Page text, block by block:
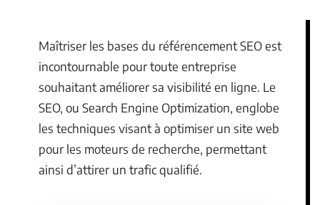
Maîtriser les bases du référencement SEO est
incontournable pour toute entreprise
souhaitant améliorer sa visibilité en ligne. Le
SEO, ou Search Engine Optimization, englobe
les techniques visant à optimiser un site web
pour les moteurs de recherche, permettant
ainsi d’attirer un trafic qualifié.